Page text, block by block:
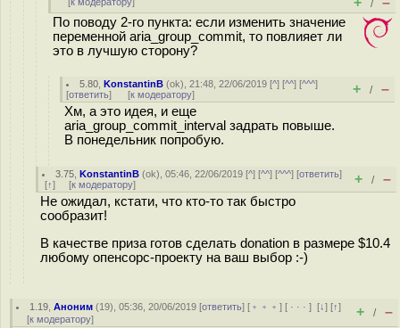
/
По поводу 2-го пункта: если изменить значение
переменной aria_group_commit, то повлияет ли
это в лучшую сторону?
5.80 ,KonstantinB (ok), 21:48, 22/06/2019 [^] [^^] [^^^]
[ответить] [к модератору] + / –
Хм, а это идея, и еще
aria_group_commit_interval задрать повыше.
В понедельник попробую.
3.75 ,KonstantinB (ok), 05:46, 22/06/2019 [^] [^^] [^^^] [ответить]
[↑] [к модератору] + / –
Не ожидал, кстати, что кто-то так быстро
сообразит!
В качестве приза готов сделать donation в размере $10.4
любому опенсорс-проекту на ваш выбор :-)
1.19 ,Аноним (19), 05:36, 20/06/2019 [ответить] [ ﹢﹢﹢] [ · · ·][↓] [↑]
[к модератору] + / –